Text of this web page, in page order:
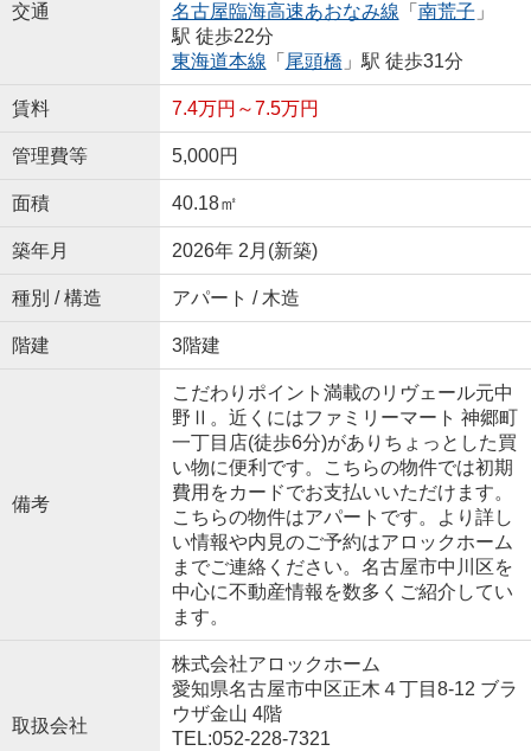
交通
名古屋臨海高速あおなみ線 「 南荒子 」
駅 徒歩22分
東海道本線 「 尾頭橋 」駅 徒歩31分
賃料 7.4万円～7.5万円
管理費等 5,000円
面積 40.18㎡
築年月 2026年 2月(新築)
種別 / 構造 アパート / 木造
階建 3階建
備考
こだわりポイント満載のリヴェール元中
野Ⅱ。近くにはファミリーマート 神郷町
一丁目店(徒歩6分)がありちょっとした買
い物に便利です。こちらの物件では初期
費用をカードでお支払いいただけます。
こちらの物件はアパートです。より詳し
い情報や内見のご予約はアロックホーム
までご連絡ください。名古屋市中川区を
中心に不動産情報を数多くご紹介してい
ます。
取扱会社
株式会社アロックホーム
愛知県名古屋市中区正木４丁目8-12 ブラ
ウザ金山 4階
TEL:052-228-7321